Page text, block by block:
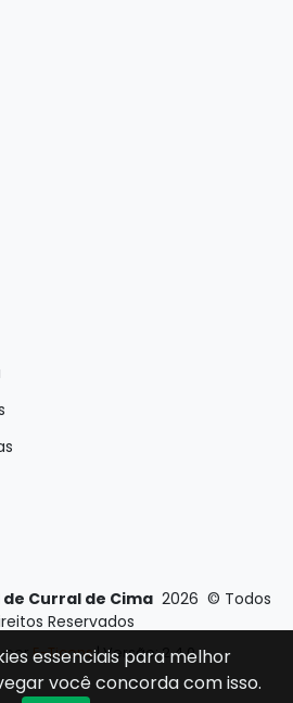
Curral de Cima 2026 © Todos
Reservados
por E-Ticons| Versão: 2.4.0
essenciais para melhor
você concorda com isso.